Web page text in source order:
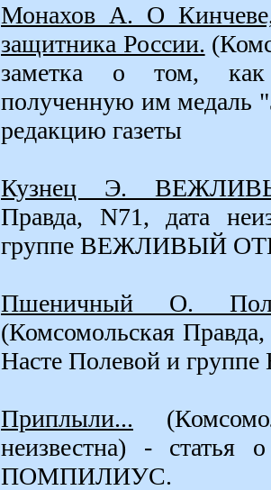
Монахов А. О Кинчеве,
защитника России.
заметка о том, как
полученную им медаль
редакцию газеты
Кузнец Э.
Правда, N71, дата
группе ВЕЖЛИВЫЙ
Пшеничный О.
(Комсомольская Правда,
Насте Полевой и
Приплыли...
неизвестна) -
ПОМПИЛИУС.